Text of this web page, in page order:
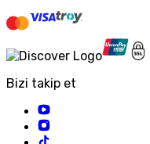
Bizi takip et